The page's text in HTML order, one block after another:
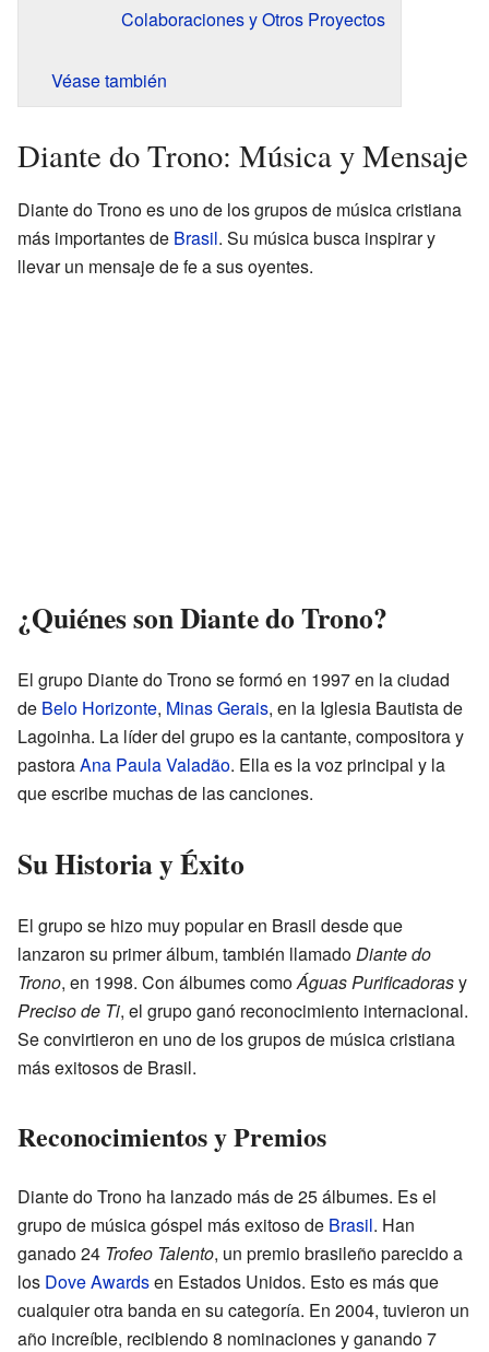
Colaboraciones y Otros Proyectos
Véase también
Diante do Trono: Música y Mensaje
Diante do Trono es uno de los grupos de música cristiana
más importantes de Brasil. Su música busca inspirar y
llevar un mensaje de fe a sus oyentes.
¿Quiénes son Diante do Trono?
El grupo Diante do Trono se formó en 1997 en la ciudad
de Belo Horizonte, Minas Gerais, en la Iglesia Bautista de
Lagoinha. La líder del grupo es la cantante, compositora y
pastoraAna Paula Valadão. Ella es la voz principal y la
que escribe muchas de las canciones.
Su Historia y Éxito
El grupo se hizo muy popular en Brasil desde que
lanzaron su primer álbum, también llamadoDiante do
Trono, en 1998. Con álbumes comoÁguas Purificadorasy
Preciso de Ti, el grupo ganó reconocimiento internacional.
Se convirtieron en uno de los grupos de música cristiana
más exitosos de Brasil.
Reconocimientos y Premios
Diante do Trono ha lanzado más de 25 álbumes. Es el
grupo de música góspel más exitoso de Brasil. Han
ganado 24 Trofeo Talento, un premio brasileño parecido a
los Dove Awardsen Estados Unidos. Esto es más que
cualquier otra banda en su categoría. En 2004, tuvieron un
año increíble, recibiendo 8 nominaciones y ganando 7